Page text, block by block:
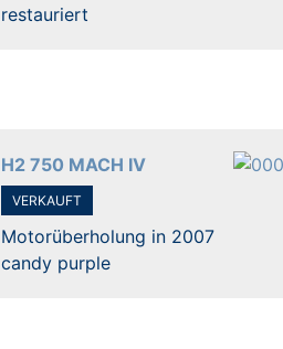
restauriert
H2 750 MACH IV
VERKAUFT
Motorüberholung in 2007
candy purple